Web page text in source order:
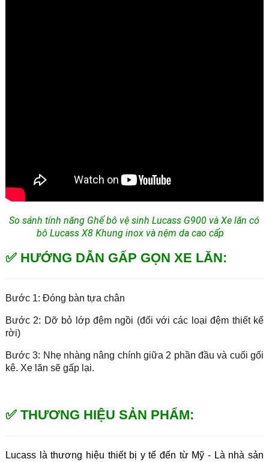
So sánh tính năng Ghế bô vệ sinh Lucass G900 và Xe lăn có
bô Lucass X8 Khung inox và nệm da cao cấp
✅ HƯỚNG DẪN GẤP GỌN XE LĂN:
Bước 1: Đóng bàn tựa chân
Bước 2: Dỡ bỏ lớp đệm ngồi (đối với các loại đệm thiết kế
rời)
Bước 3: Nhẹ nhàng nâng chính giữa 2 phần đầu và cuối gối
kê. Xe lăn sẽ gấp lại.
✅ THƯƠNG HIỆU SẢN PHẨM:
Lucass là thương hiệu thiết bị y tế đến từ Mỹ - Là nhà sản